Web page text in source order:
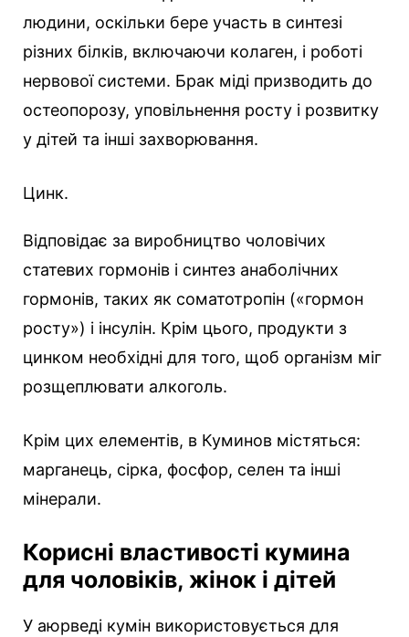
людини, оскільки бере участь в синтезі
різних білків, включаючи колаген, і роботі
нервової системи. Брак міді призводить до
остеопорозу, уповільнення росту і розвитку
у дітей та інші захворювання.
Цинк.
Відповідає за виробництво чоловічих
статевих гормонів і синтез анаболічних
гормонів, таких як соматотропін («гормон
росту») і інсулін. Крім цього, продукти з
цинком необхідні для того, щоб організм міг
розщеплювати алкоголь.
Крім цих елементів, в Куминов містяться:
марганець, сірка, фосфор, селен та інші
мінерали.
Корисні властивості кумина
для чоловіків, жінок і дітей
У аюрведі кумін використовується для